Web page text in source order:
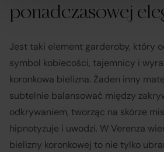
ponadczasowej
Jest taki element garderoby, który
symbol kobiecości, tajemnicy i
koronkowa bielizna. Żaden inny
subtelnie balansować między
odkrywaniem, tworząc na skórze
hipnotyzuje i uwodzi. W Verenza
bielizny koronkowej to nie tylko